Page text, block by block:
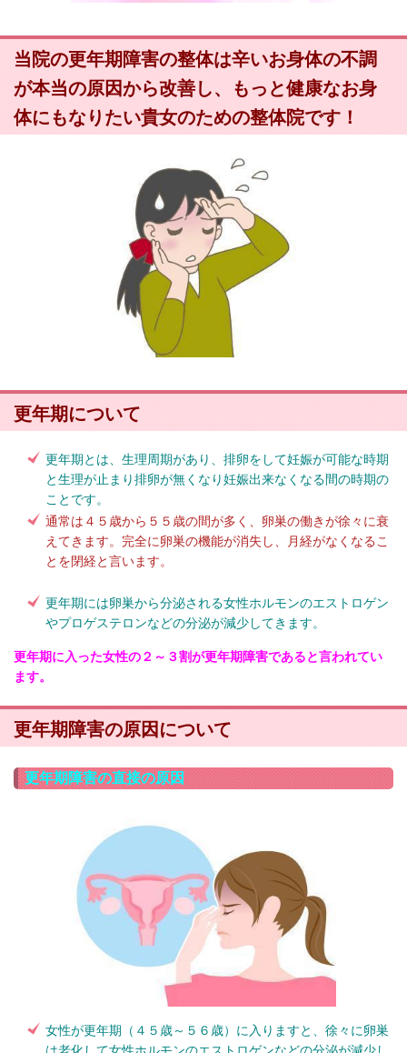
当院の更年期障害の整体は辛いお身体の不調
が本当の原因から改善し、もっと健康なお身
体にもなりたい貴女のための整体院です！
更年期について
更年期とは、生理周期があり、排卵をして妊娠が可能な時期
と生理が止まり排卵が無くなり妊娠出来なくなる間の時期の
ことです。
通常は４５歳から５５歳の間が多く、卵巣の働きが徐々に衰
えてきます。完全に卵巣の機能が消失し、月経がなくなるこ
とを閉経と言います。
更年期には卵巣から分泌される女性ホルモンのエストロゲン
やプロゲステロンなどの分泌が減少してきます。
更年期に入った女性の２～３割が更年期障害であると言われてい
ます。
更年期障害の原因について
更年期障害の直接の原因
女性が更年期（４５歳～５６歳）に入りますと、徐々に卵巣